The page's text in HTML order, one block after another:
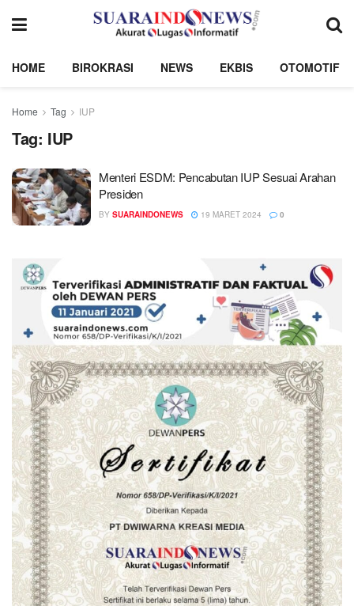
HOME BIROKRASI NEWS EKBIS OTOMOTIF
Home Tag IUP
Tag: IUP
Menteri ESDM: Pencabutan IUP Sesuai Arahan
Presiden
BY SUARAINDONEWS 19 MARET 2024 0